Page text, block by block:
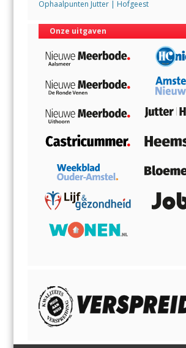
Ophaalpunten Jutter | Hofgeest
Onze uitgaven